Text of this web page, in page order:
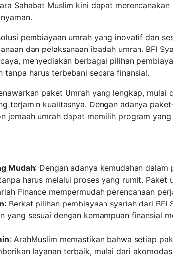
Sahabat Muslim kini dapat
pembiayaan umrah yang inovatif dan
dan pelaksanaan ibadah umrah. BFI
menyediakan berbagai pilihan
tanpa harus terbebani secara finansial.
paket Umrah yang lengkap,
terjamin kualitasnya. Dengan adanya
jemaah umrah dapat memilih program
Mudah: Dengan adanya kemudahan
harus melalui proses yang rumit. Paket
Finance mempermudah perencanaan
: Berkat pilihan pembiayaan syariah dari BFI
yang sesuai dengan kemampuan finansial
: ArahMuslim memastikan bahwa setiap
layanan terbaik, mulai dari